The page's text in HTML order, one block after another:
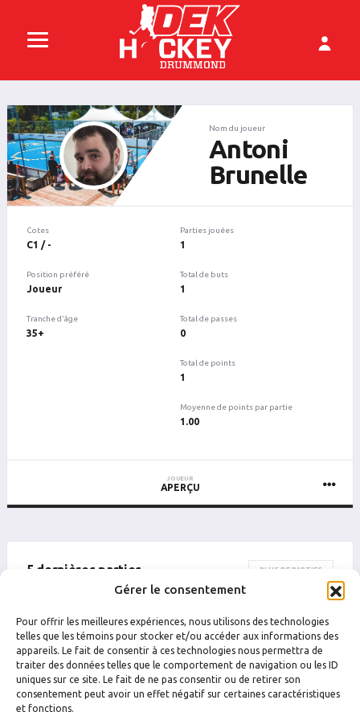
Gérer le consentement
Pour offrir les meilleures expériences, nous utilisons des technologies
telles que les témoins pour stocker et/ou accéder aux informations des
appareils. Le fait de consentir à ces technologies nous permettra de
traiter des données telles que le comportement de navigation ou les ID
uniques sur ce site. Le fait de ne pas consentir ou de retirer son
consentement peut avoir un effet négatif sur certaines caractéristiques
et fonctions.
Nom du joueur
Antoni
Brunelle
Cotes
C1 / -
Position préféré
Joueur
Tranche d'âge
35+
Parties jouées
1
Total de buts
1
Total de passes
0
Total de points
1
Moyenne de points par partie
1.00
JOUEUR
APERÇU
5 dernières parties PLUS DE PARTIES
5 juillet 2024 23 h 10 M9
Drummondville
Devils
Drummondville
La Comté